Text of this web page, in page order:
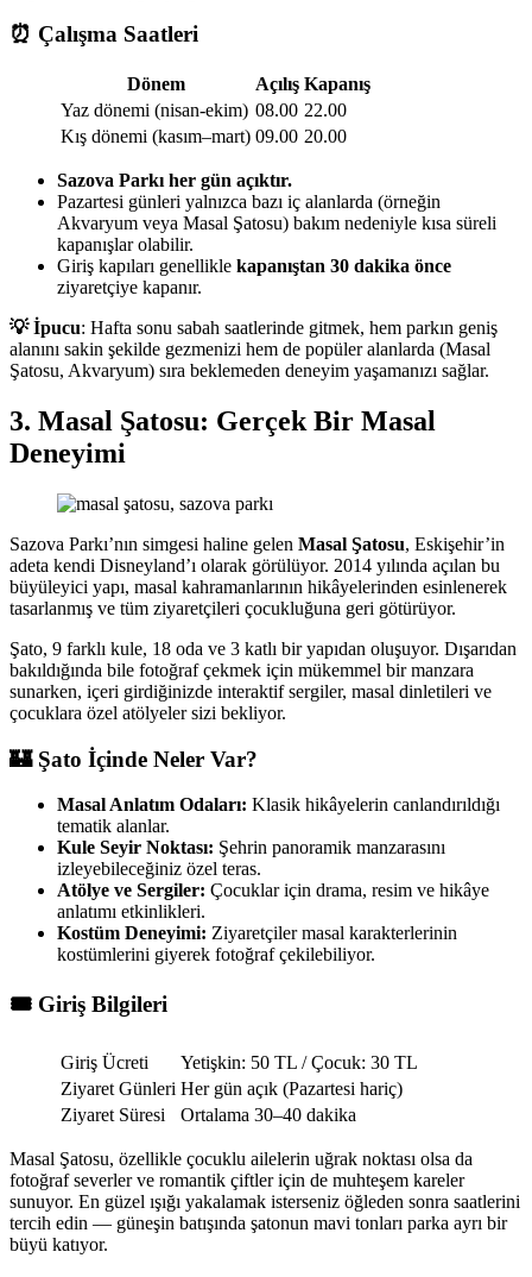
⏰ Çalışma Saatleri
Dönem Açılış Kapanış
Yaz dönemi (nisan-ekim) 08.00 22.00
Kış dönemi (kasım–mart) 09.00 20.00
Sazova Parkı her gün açıktır.
Pazartesi günleri yalnızca bazı iç alanlarda (örneğin
Akvaryum veya Masal Şatosu) bakım nedeniyle kısa süreli
kapanışlar olabilir.
Giriş kapıları genellikle kapanıştan 30 dakika önce
ziyaretçiye kapanır.
💡 İpucu: Hafta sonu sabah saatlerinde gitmek, hem parkın geniş
alanını sakin şekilde gezmenizi hem de popüler alanlarda (Masal
Şatosu, Akvaryum) sıra beklemeden deneyim yaşamanızı sağlar.
3. Masal Şatosu: Gerçek Bir Masal
Deneyimi
Sazova Parkı’nın simgesi haline gelen Masal Şatosu, Eskişehir’in
adeta kendi Disneyland’ı olarak görülüyor. 2014 yılında açılan bu
büyüleyici yapı, masal kahramanlarının hikâyelerinden esinlenerek
tasarlanmış ve tüm ziyaretçileri çocukluğuna geri götürüyor.
Şato, 9 farklı kule, 18 oda ve 3 katlı bir yapıdan oluşuyor. Dışarıdan
bakıldığında bile fotoğraf çekmek için mükemmel bir manzara
sunarken, içeri girdiğinizde interaktif sergiler, masal dinletileri ve
çocuklara özel atölyeler sizi bekliyor.
🏰 Şato İçinde Neler Var?
Masal Anlatım Odaları: Klasik hikâyelerin canlandırıldığı
tematik alanlar.
Kule Seyir Noktası: Şehrin panoramik manzarasını
izleyebileceğiniz özel teras.
Atölye ve Sergiler: Çocuklar için drama, resim ve hikâye
anlatımı etkinlikleri.
Kostüm Deneyimi: Ziyaretçiler masal karakterlerinin
kostümlerini giyerek fotoğraf çekilebiliyor.
🎟️ Giriş Bilgileri
Giriş Ücreti
Yetişkin: 50 TL / Çocuk: 30 TL
Ziyaret Günleri Her gün açık (Pazartesi hariç)
Ziyaret Süresi
Ortalama 30–40 dakika
Masal Şatosu, özellikle çocuklu ailelerin uğrak noktası olsa da
fotoğraf severler ve romantik çiftler için de muhteşem kareler
sunuyor. En güzel ışığı yakalamak isterseniz öğleden sonra saatlerini
tercih edin — güneşin batışında şatonun mavi tonları parka ayrı bir
büyü katıyor.